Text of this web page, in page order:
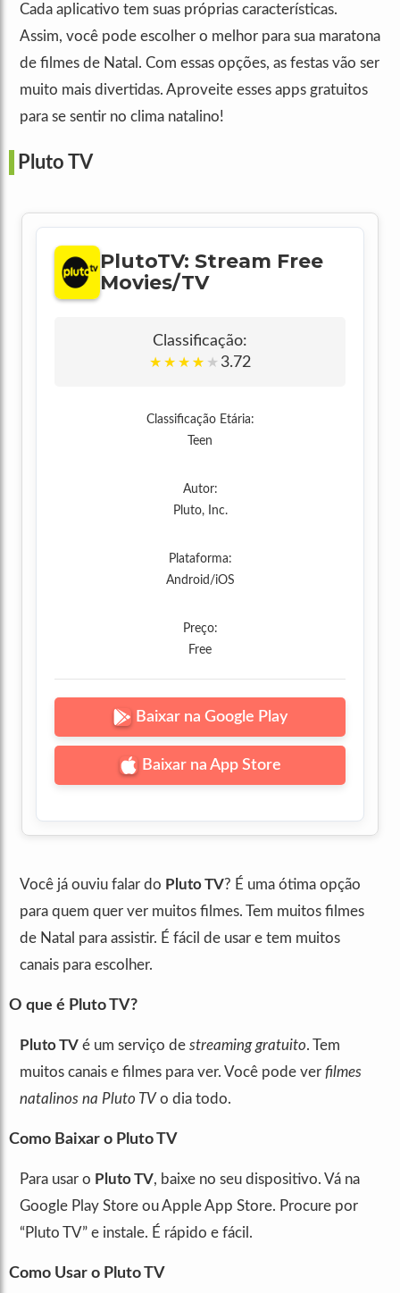
Cada aplicativo tem suas próprias características.
Assim, você pode escolher o melhor para sua maratona
de filmes de Natal. Com essas opções, as festas vão ser
muito mais divertidas. Aproveite esses apps gratuitos
para se sentir no clima natalino!
Pluto TV
PlutoTV: Stream Free
Movies/TV
Classificação:
★ ★ ★ ★ ★ 3.72
Classificação Etária:
Teen
Autor:
Pluto, Inc.
Plataforma:
Android/iOS
Preço:
Free
Baixar na Google Play
Baixar na App Store
Você já ouviu falar do Pluto TV? É uma ótima opção
para quem quer ver muitos filmes. Tem muitos filmes
de Natal para assistir. É fácil de usar e tem muitos
canais para escolher.
O que é Pluto TV?
Pluto TV é um serviço de streaming gratuito. Tem
muitos canais e filmes para ver. Você pode ver filmes
natalinos na Pluto TV o dia todo.
Como Baixar o Pluto TV
Para usar o Pluto TV, baixe no seu dispositivo. Vá na
Google Play Store ou Apple App Store. Procure por
“Pluto TV” e instale. É rápido e fácil.
Como Usar o Pluto TV